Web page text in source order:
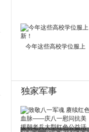
今年这些高校学位服上
独家军事